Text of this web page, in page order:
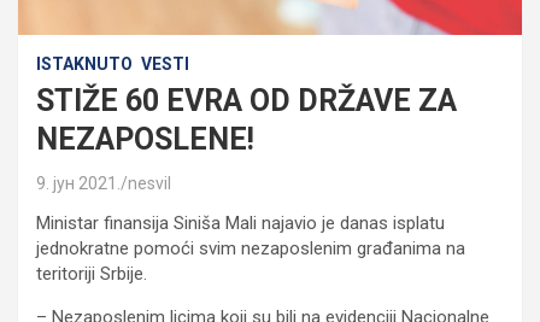
ISTAKNUTO VESTI
STIŽE 60 EVRA OD DRŽAVE ZA
NEZAPOSLENE!
9. јун 2021. nesvil
Ministar finansija Siniša Mali najavio je danas isplatu
jednokratne pomoći svim nezaposlenim građanima na
teritoriji Srbije.
– Nezaposlenim licima koji su bili na evidenciji Nacionalne